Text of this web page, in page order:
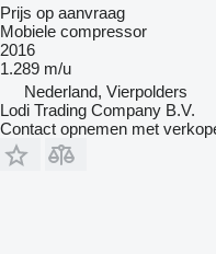
Prijs op aanvraag
Mobiele compressor
2016
1.289 m/u
Nederland, Vierpolders
Lodi Trading Company B.V.
Contact opnemen met